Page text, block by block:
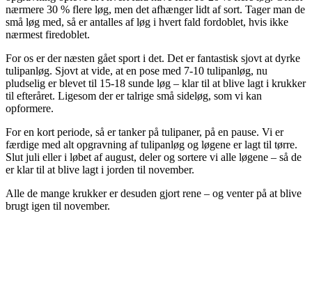
nærmere 30 % flere løg, men det afhænger lidt af sort. Tager man de
små løg med, så er antalles af løg i hvert fald fordoblet, hvis ikke
nærmest firedoblet.
For os er der næsten gået sport i det. Det er fantastisk sjovt at dyrke
tulipanløg. Sjovt at vide, at en pose med 7-10 tulipanløg, nu
pludselig er blevet til 15-18 sunde løg – klar til at blive lagt i krukker
til efteråret. Ligesom der er talrige små sideløg, som vi kan
opformere.
For en kort periode, så er tanker på tulipaner, på en pause. Vi er
færdige med alt opgravning af tulipanløg og løgene er lagt til tørre.
Slut juli eller i løbet af august, deler og sortere vi alle løgene – så de
er klar til at blive lagt i jorden til november.
Alle de mange krukker er desuden gjort rene – og venter på at blive
brugt igen til november.